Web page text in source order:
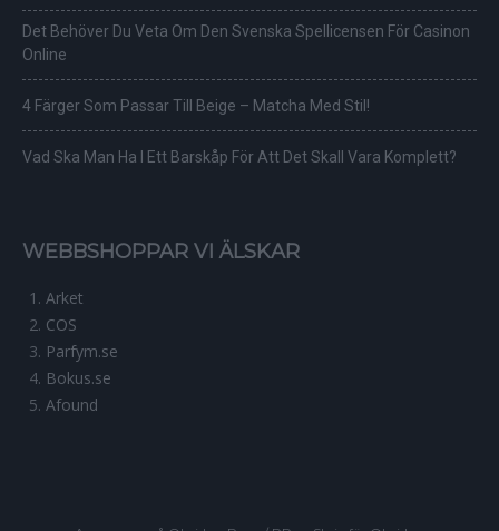
Det Behöver Du Veta Om Den Svenska Spellicensen För Casinon
Online
4 Färger Som Passar Till Beige – Matcha Med Stil!
Vad Ska Man Ha I Ett Barskåp För Att Det Skall Vara Komplett?
WEBBSHOPPAR VI ÄLSKAR
Arket
COS
Parfym.se
Bokus.se
Afound